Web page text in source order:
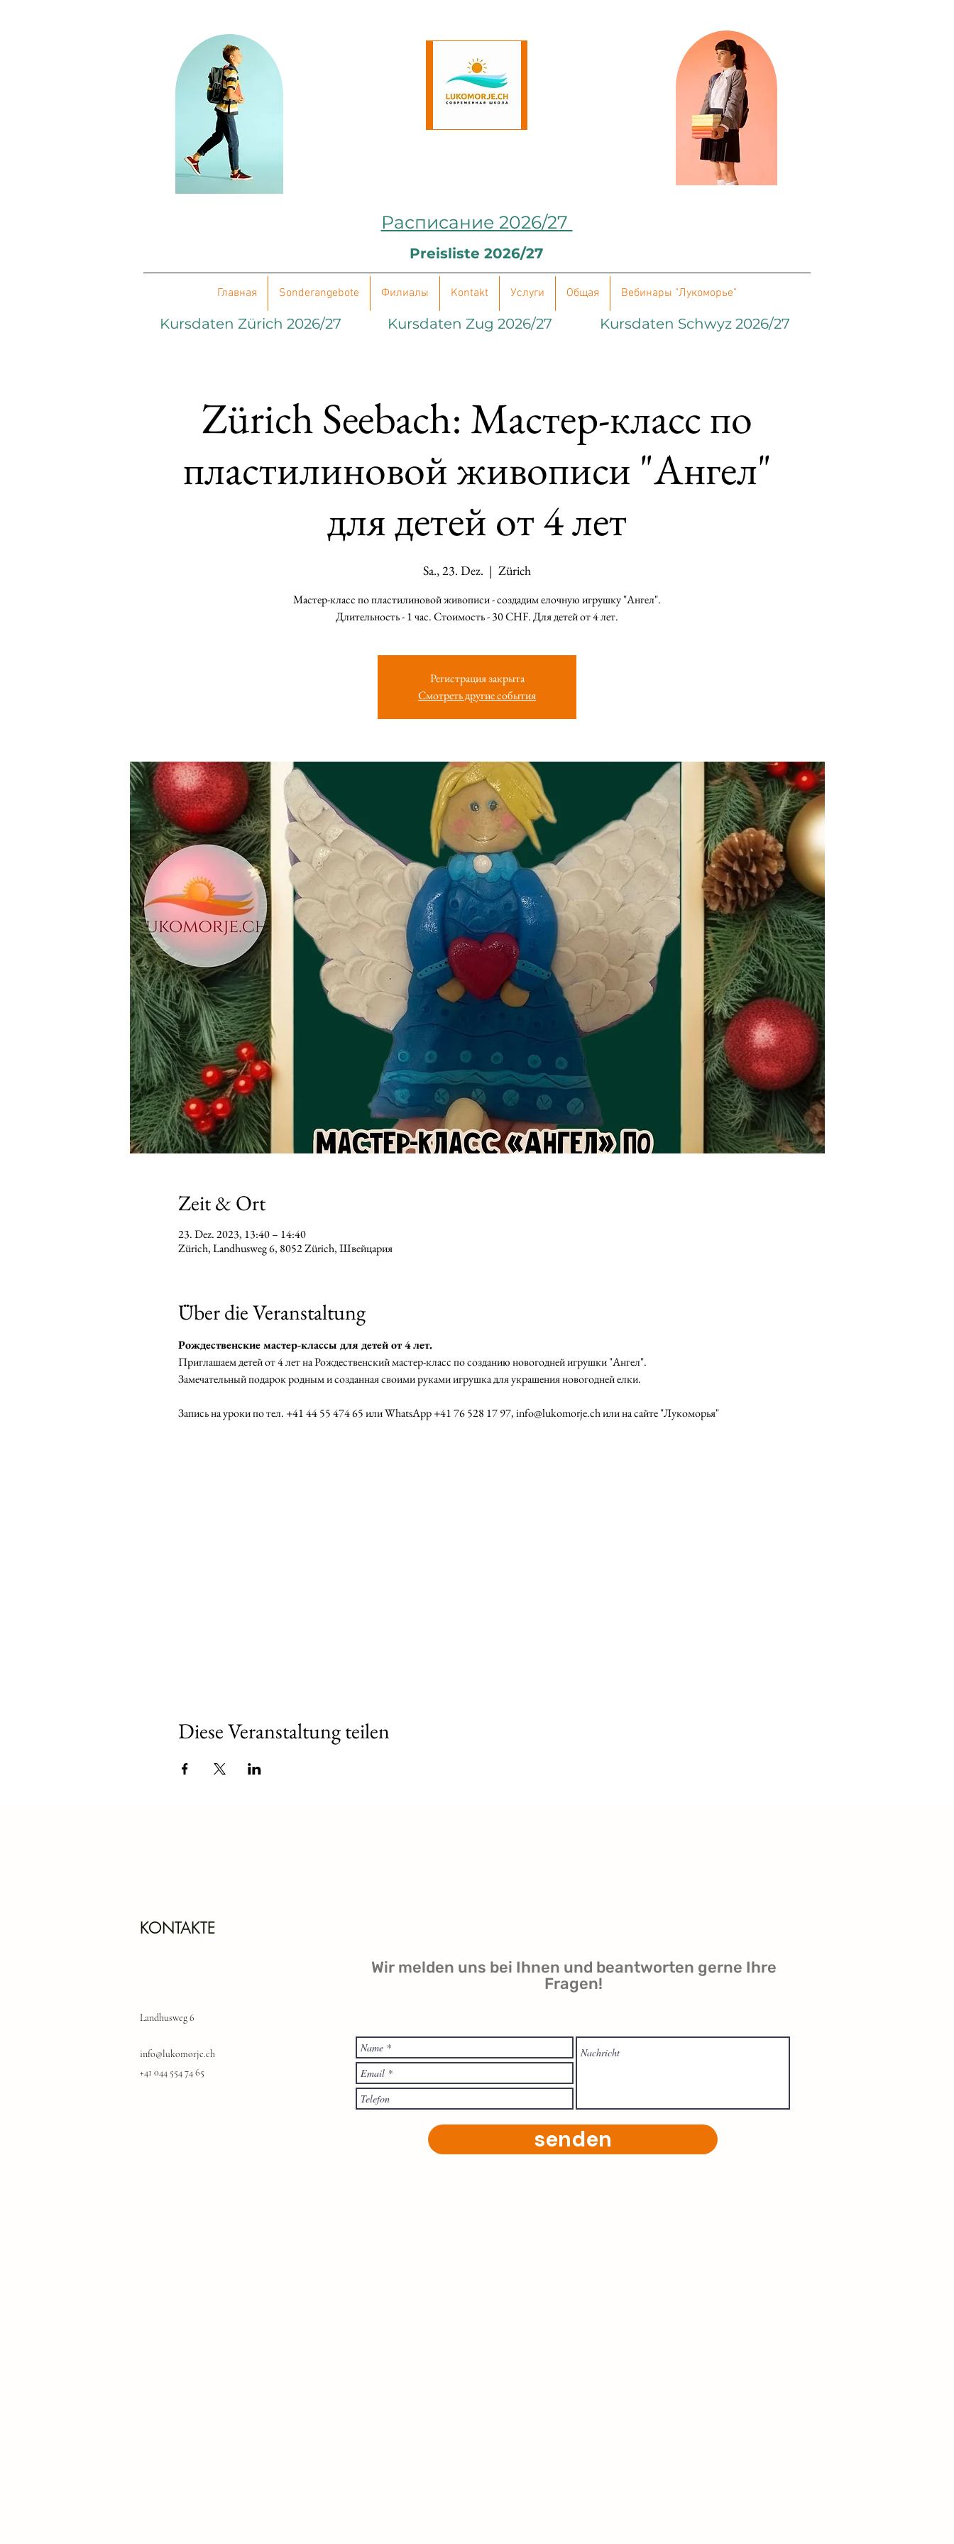
Расписание 2026/27
Preisliste 2026/27
Главная Sonderangebote Филиалы Kontakt Услуги Общая Вебинары "Лукоморье"
Kursdaten Zürich 2026/27 Kursdaten Zug 2026/27 Kursdaten Schwyz 2026/27
Zürich Seebach: Мастер-класс по
пластилиновой живописи "Ангел"
для детей от 4 лет
Sa., 23. Dez.
  |
Zürich
Мастер-класс по пластилиновой живописи - создадим елочную игрушку "Ангел".
Длительность - 1 час. Стоимость - 30 CHF. Для детей от 4 лет.
Регистрация закрыта
Смотреть другие события
Zeit & Ort
23. Dez. 2023, 13:40 – 14:40
Zürich, Landhusweg 6, 8052 Zürich, Швейцария
Über die Veranstaltung
Рождественские мастер-классы для детей от 4 лет.
Приглашаем детей от 4 лет на Рождественский мастер-класс по созданию новогодней игрушки "Ангел".
Замечательный подарок родным и созданная своими руками игрушка для украшения новогодней елки.
Запись на уроки по тел. +41 44 55 474 65 или WhatsApp +41 76 528 17 97, info@lukomorje.ch или на сайте "Лукоморья"
Diese Veranstaltung teilen
KONTAKTE
Wir melden uns bei Ihnen und beantworten gerne Ihre
Fragen!
Landhusweg 6
info@lukomorje.ch
senden
+41 044 554 74 65